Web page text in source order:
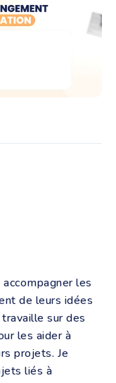
les
de leurs idées
sur des
les aider à
projets. Je
liés à